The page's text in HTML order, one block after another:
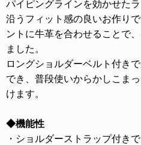
パイピングラインを効かせた
沿うフィット感の良いお作り
ントに牛革を合わせることで
ました。
ロングショルダーベルト付き
でき、普段使いからかしこま
けます。
◆機能性
・ショルダーストラップ付き